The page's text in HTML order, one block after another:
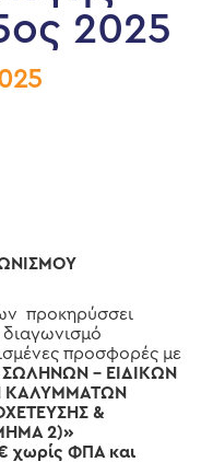
2025
προκηρύσσει
διαγωνισμό
προσφορές με
– ΕΙΔΙΚΩΝ
ΚΑΛΥΜΜΑΤΩΝ
&
2)»
χωρίς ΦΠΑ και